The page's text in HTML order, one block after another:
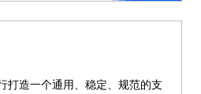
打造一个通用、稳定、规范的支